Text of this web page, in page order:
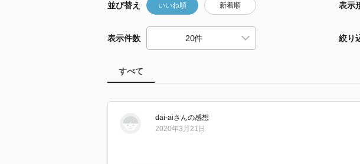
並び替え いいね順 新着順 表示
表示件数 絞り
すべて
dai-aiさんの感想
2020年3月21日